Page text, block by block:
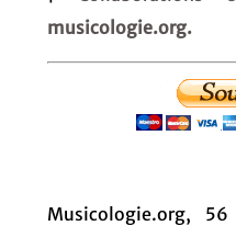
musicologie.org.
Musicologie.org,